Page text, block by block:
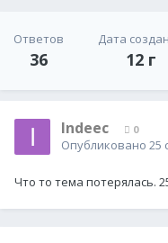
Ответов
36
Дата
12 г
Indeec 0
Опубликовано 25
Что то тема потерялась.